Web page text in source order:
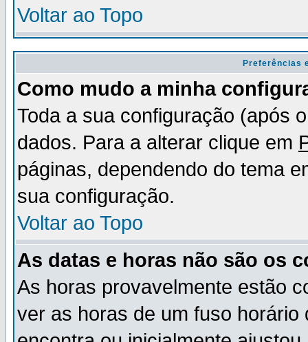
Voltar ao Topo
Preferências
Como mudo a minha
Toda a sua configuração (após
dados. Para a alterar clique em
páginas, dependendo do tema
sua configuração.
Voltar ao Topo
As datas e horas não são os
As horas provavelmente estão
ver as horas de um fuso